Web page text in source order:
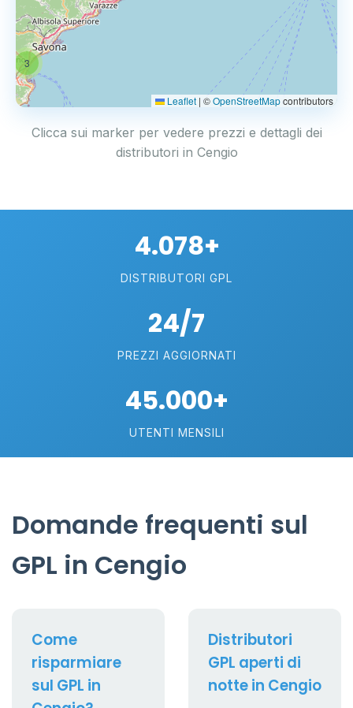
3
Leaflet | ©OpenStreetMapcontributors
Clicca sui marker per vedere prezzi e dettagli dei
distributori in Cengio
4.078+
DISTRIBUTORI GPL
24/7
PREZZI AGGIORNATI
45.000+
UTENTI MENSILI
Domande frequenti sul
GPL in Cengio
Come
risparmiare
sul GPL in
Distributori
GPL aperti di
notte in Cengio